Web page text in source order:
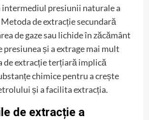
presiunii naturale a
de extracție secundară
de gaze sau lichide în zăcământ
presiunea și a extrage mai mult
de extracție terțiară implică
chimice pentru a crește
și a facilita extracția.
de extracție a